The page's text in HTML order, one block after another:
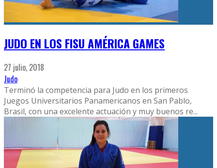
JUDO EN LOS FISU AMÉRICA GAMES
27 julio, 2018
Judo
Terminó la competencia para Judo en los primeros
Juegos Universitarios Panamericanos en San Pablo,
Brasil, con una excelente actuación y muy buenos re...